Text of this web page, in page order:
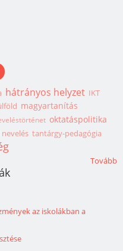
hátrányos helyzet IKT
magyartanítás
oktatáspolitika
tantárgy-pedagógia
Tovább
az iskolákban a